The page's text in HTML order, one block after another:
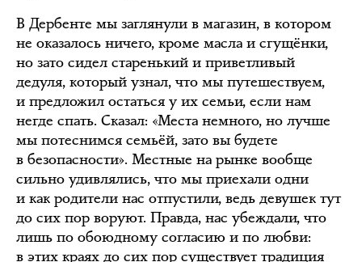
В Дербенте мы заглянули в магазин, в котором
не оказалось ничего, кроме масла и сгущёнки,
но зато сидел старенький и приветливый
дедуля, который узнал, что мы путешествуем,
и предложил остаться у их семьи, если нам
негде спать. Сказал: «Места немного, но лучше
мы потеснимся семьёй, зато вы будете
в безопасности». Местные на рынке вообще
сильно удивлялись, что мы приехали одни
и как родители нас отпустили, ведь девушек тут
до сих пор воруют. Правда, нас убеждали, что
лишь по обоюдному согласию и по любви:
в этих краях до сих пор существует традиция